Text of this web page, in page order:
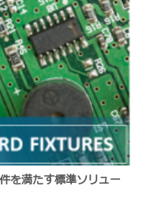
を満たす標準ソリュー